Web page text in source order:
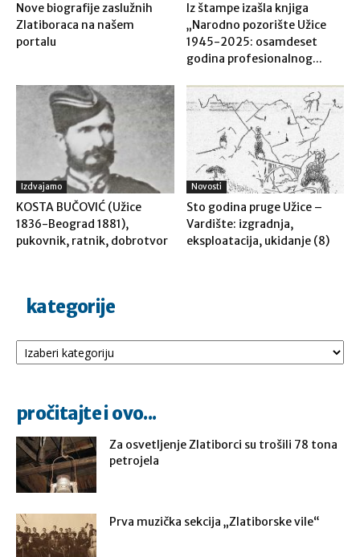
Nove biografije zaslužnih
Zlatiboraca na našem
portalu
Iz štampe izašla knjiga
„Narodno pozorište Užice
1945-2025: osamdeset
godina profesionalnog...
Izdvajamo
KOSTA BUČOVIĆ (Užice
1836-Beograd 1881),
pukovnik, ratnik, dobrotvor
Novosti
Sto godina pruge Užice –
Vardište: izgradnja,
eksploatacija, ukidanje (8)
kategorije
Kategorije
pročitajte i ovo...
Za osvetljenje Zlatiborci su trošili 78 tona
petrojela
Prva muzička sekcija „Zlatiborske vile“